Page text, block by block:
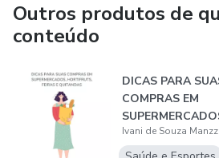
Outros produtos de
conteúdo
DICAS PARA
COMPRAS EM
HORTIFRUTS,
FEIRAS...
Ivani de Souza